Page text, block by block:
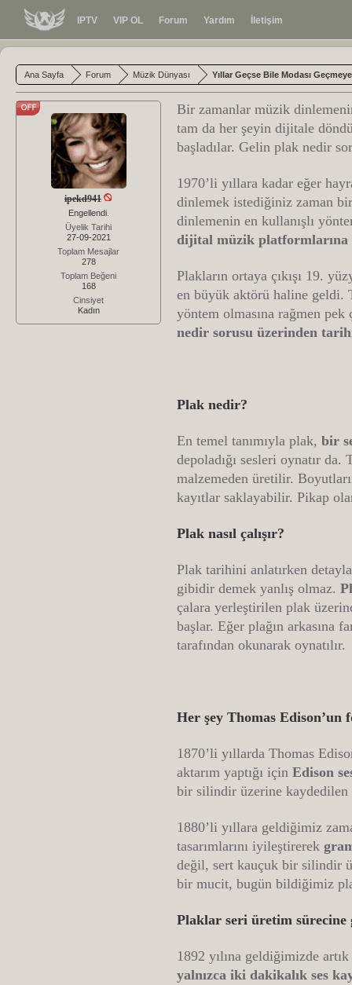
IPTV VIP OL Forum Yardım İletişim
Ana Sayfa Forum Müzik Dünyası Yıllar Geçse Bile Modası
ipekd941
Engellendi.
Üyelik Tarihi
27-09-2021
Toplam Mesajlar
278
Toplam Beğeni
168
Cinsiyet
Kadın
Bir zamanlar müzik
tam da her şeyin dijitale
başladılar. Gelin plak nedir
1970’li yıllara kadar eğer
dinlemek istediğiniz zaman
dinlemenin en kullanışlı
dijital müzik platformlarına
Plakların ortaya çıkışı 19.
en büyük aktörü haline geldi.
yöntem olmasına rağmen
nedir sorusu üzerinden
Plak nedir?
En temel tanımıyla plak, bir
depoladığı sesleri oynatır
malzemeden üretilir.
kayıtlar saklayabilir. Pikap
Plak nasıl çalışır?
Plak tarihini anlatırken
gibidir demek yanlış olmaz.
çalara yerleştirilen plak
başlar. Eğer plağın arkasına
tarafından okunarak oynatılır.
Her şey Thomas Edison’un
1870’li yıllarda Thomas
aktarım yaptığı için Edison
bir silindir üzerine kaydedilen
1880’li yıllara geldiğimiz
tasarımlarını iyileştirerek
değil, sert kauçuk bir silindir
bir mucit, bugün bildiğimiz
Plaklar seri üretim
1892 yılına geldiğimizde
yalnızca iki dakikalık ses